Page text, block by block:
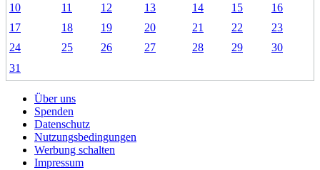
10
11 12 13 14 15
16
17
18 19 20 21 22
23
24
25 26 27 28 29
30
31
Über uns
Spenden
Datenschutz
Nutzungsbedingungen
Werbung schalten
Impressum